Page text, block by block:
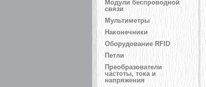
Модули беспроводной
связи
Мультиметры
Наконечники
Оборудование RFID
Петли
Преобразователи
частоты, тока и
напряжения